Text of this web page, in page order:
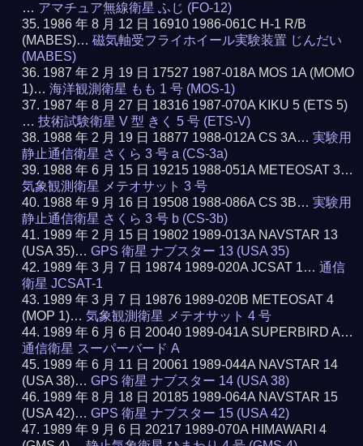
… アマチュア無線衛星 ふじ (FO-12)
1986 年 8 月 12 日 16910 1986-061C H-1 R/B
(MABES)…磁気軸受フライホイール実験装置 じんだい
(MABES)
1987 年 2 月 19 日 17527 1987-018A MOS 1A (MOMO
1)…海洋観測衛星 もも 1 号 (MOS-1)
1987 年 8 月 27 日 18316 1987-070A KIKU 5 (ETS 5)
…技術試験衛星 V 型 きく 5 号 (ETS-V)
1988 年 2 月 19 日 18877 1988-012A CS 3A…実験用
静止通信衛星 さくら 3 号 a (CS-3a)
1988 年 6 月 15 日 19215 1988-051A METEOSAT 3…
気象観測衛星 メテオサット 3 号
1988 年 9 月 16 日 19508 1988-086A CS 3B…実験用
静止通信衛星 さくら 3 号 b (CS-3b)
1989 年 2 月 15 日 19802 1989-013A NAVSTAR 13
(USA 35)…GPS 衛星 ナブスター 13 (USA 35)
1989 年 3 月 7 日 19874 1989-020A JCSAT 1…通信
衛星 JCSAT-1
1989 年 3 月 7 日 19876 1989-020B METEOSAT 4
(MOP 1)…気象観測衛星 メテオサット 4 号
1989 年 6 月 6 日 20040 1989-041A SUPERBIRD A…
通信衛星 スーパーバード A
1989 年 6 月 11 日 20061 1989-044A NAVSTAR 14
(USA 38)…GPS 衛星 ナブスター 14 (USA 38)
1989 年 8 月 18 日 20185 1989-064A NAVSTAR 15
(USA 42)…GPS 衛星 ナブスター 15 (USA 42)
1989 年 9 月 6 日 20217 1989-070A HIMAWARI 4